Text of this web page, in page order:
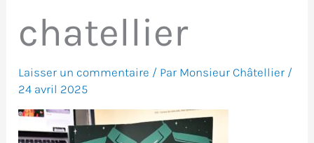
chatellier
Laisser un commentaire / Par Monsieur Châtellier /
24 avril 2025